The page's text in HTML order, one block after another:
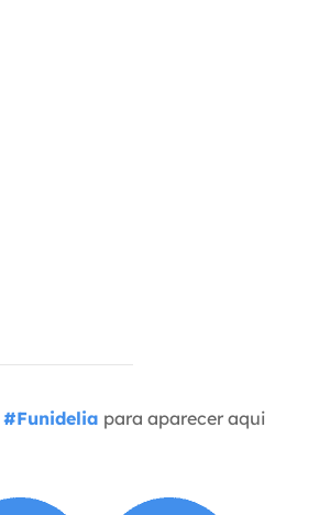
#Funidelia para aparecer aqui